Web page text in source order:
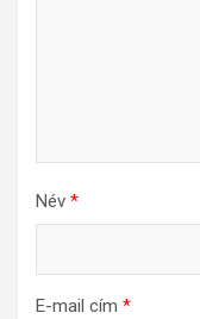
Név *
E-mail cím *